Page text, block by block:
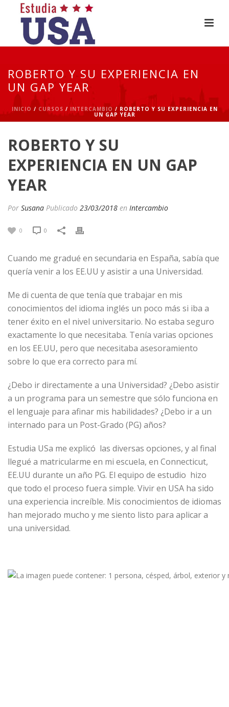
ROBERTO Y SU EXPERIENCIA EN
UN GAP YEAR
INICIO / CURSOS / INTERCAMBIO / ROBERTO Y SU EXPERIENCIA EN
UN GAP YEAR
ROBERTO Y SU
EXPERIENCIA EN UN GAP
YEAR
Por Susana Publicado 23/03/2018 en Intercambio
0 0
Cuando me gradué en secundaria en España, sabía que
quería venir a los EE.UU y asistir a una Universidad.
Me di cuenta de que tenía que trabajar en mis
conocimientos del idioma inglés un poco más si iba a
tener éxito en el nivel universitario. No estaba seguro
exactamente lo que necesitaba. Tenía varias opciones
en los EE.UU, pero que necesitaba asesoramiento
sobre lo que era correcto para mí.
¿Debo ir directamente a una Universidad? ¿Debo asistir
a un programa para un semestre que sólo funciona en
el lenguaje para afinar mis habilidades? ¿Debo ir a un
internado para un Post-Grado (PG) años?
Estudia USa me explicó las diversas opciones, y al final
llegué a matricularme en mi escuela, en Connecticut,
EE.UU durante un año PG. El equipo de estudio hizo
que todo el proceso fuera simple. Vivir en USA ha sido
una experiencia increíble. Mis conocimientos de idiomas
han mejorado mucho y me siento listo para aplicar a
una universidad.